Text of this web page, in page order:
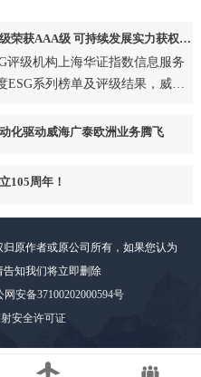
喜报！威海广泰ESG评级荣获AAA级 可持续发展实力获权威认可
评级机构上海华证指数信息服务
ESG系列榜单及评级结果，威海
化驱动威海广泰欧洲业务腾飞
105周年！
原作者或原公司所有，如果您认为
知我们将立即删除
网安备37100202000594号
安全许可证